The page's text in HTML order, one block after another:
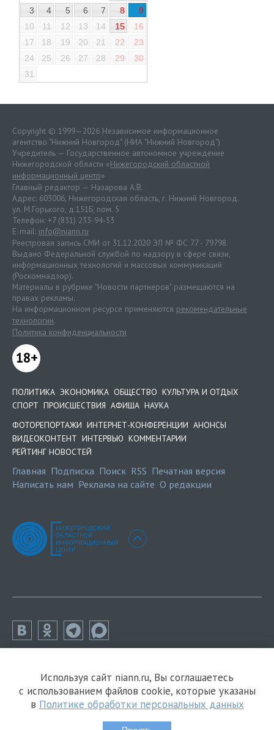
3
4 5 6 7 8
9
10
11 12 13 14 15
16
17
18 19 20 21 22
23
24
25 26 27 28 29
30
31
Copyright © 1999—2026 Независимое информационное
агентство "Нижний Новгород" (НИА "Нижний Новгород")
Учредитель — Государственное автономное учреждение
Нижегородской области «Нижегородский областной
информационный центр»
Главный редактор — Назарова А.В.
Адрес: 603006, Нижегородская область, г. Нижний Новгород.
ул. М.Горького, д.151Б, пом. 5
Телефон: +7 (831) 233-94-53
E-mail: info@niann.ru
Реестровая запись СМИ от 31.12.2020 ЭЛ № ФС 77 - 79798.
Выдано Федеральной службой по надзору в сфере связи,
информационных технологий и массовых коммуникаций
(Роскомнадзор).
Материалы в рубрике "Новости партнеров" размещаются на
правах рекламы.
На информационном ресурсе применяются рекомендательные
технологии.
Политика конфиденциальности
18+
ПОЛИТИКА ЭКОНОМИКА ОБЩЕСТВО КУЛЬТУРА И ОТДЫХ
СПОРТ ПРОИСШЕСТВИЯ АФИША НАУКА
ФОТОРЕПОРТАЖИ ИНТЕРНЕТ-КОНФЕРЕНЦИИ АНОНСЫ
ВИДЕОКОНТЕНТ ИНТЕРВЬЮ КОММЕНТАРИИ
РЕЙТИНГ НОВОСТЕЙ
Главная Подписка Поиск RSS Печатная версия
Написать нам Реклама на сайте О редакции
Используя сайт niann.ru, Вы соглашаетесь
с использованием файлов cookie, которые указаны
в Политике обработки персональных данных